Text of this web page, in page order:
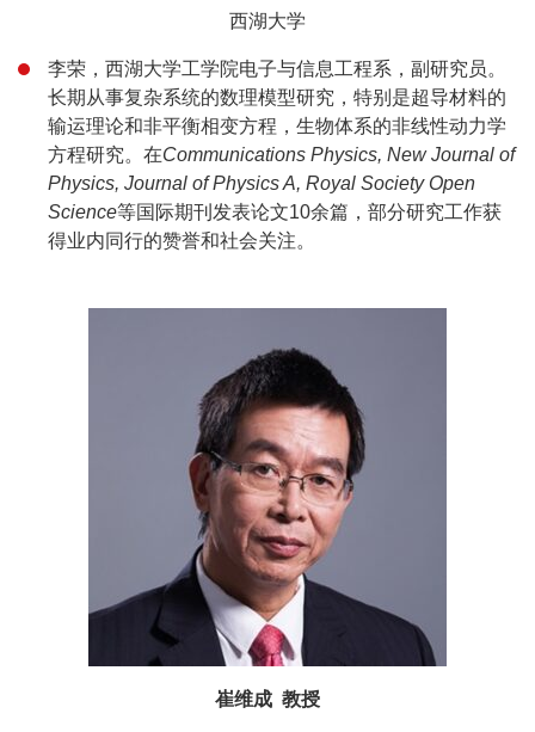
西湖大学
李荣，西湖大学工学院电子与信息工程系，副研究员。
长期从事复杂系统的数理模型研究，特别是超导材料的
输运理论和非平衡相变方程，生物体系的非线性动力学
方程研究。在Communications Physics, New Journal of
Physics, Journal of Physics A, Royal Society Open
Science等国际期刊发表论文10余篇，部分研究工作获
得业内同行的赞誉和社会关注。
崔维成 教授